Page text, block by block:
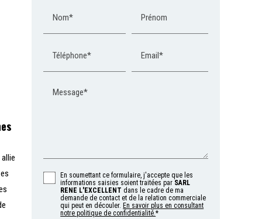
Nom* Prénom
Téléphone* Email*
Message*
En soumettant ce formulaire, j'accepte que les
informations saisies soient traitées par SARL
RENE L'EXCELLENT dans le cadre de ma
demande de contact et de la relation commerciale
qui peut en découler. En savoir plus en consultant
notre politique de confidentialité.*